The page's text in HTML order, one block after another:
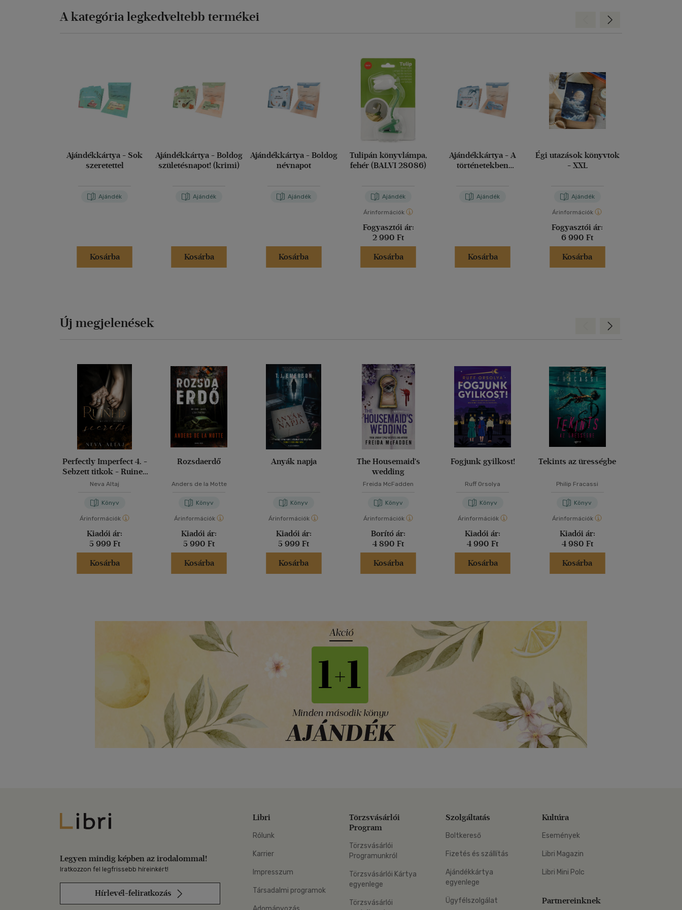
A kategória legkedveltebb termékei
Ajándékkártya - Sok
szeretettel
Ajándék
Kosárba
Ajándékkártya - Boldog
születésnapot! (krimi)
Ajándék
Kosárba
Ajándékkártya - Boldog
névnapot
Ajándék
Kosárba
Tulipán könyvlámpa,
fehér (BALVI 28086)
Ajándék
Árinformációk
Fogyasztói ár:
2 990 Ft
Kosárba
Ajándékkártya - A
történetekben
Ajándék
Kosárba
Égi utazások könyvtok
- XXL
Ajándék
Árinformációk
Fogyasztói ár:
6 990 Ft
Kosárba
Előre
Új megjelenések
Perfectly Imperfect 4. -
Sebzett titkok - Ruined
secrets
Neva Altaj
Könyv
Árinformációk
Kiadói ár:
5 999 Ft
Kosárba
Rozsdaerdő
Anders de la Motte
Könyv
Árinformációk
Kiadói ár:
5 990 Ft
Kosárba
Anyák napja
Könyv
Árinformációk
Kiadói ár:
5 999 Ft
Kosárba
The Housemaid's
wedding
Freida McFadden
Könyv
Árinformációk
Borító ár:
4 890 Ft
Kosárba
Fogjunk gyilkost!
Ruff Orsolya
Könyv
Árinformációk
Kiadói ár:
4 990 Ft
Kosárba
Tekints az ürességbe
Philip Fracassi
Könyv
Árinformációk
Kiadói ár:
4 980 Ft
Kosárba
Előre
Libri
Legyen mindig képben az irodalommal!
Iratkozzon fel legfrissebb híreinkért!
Hírlevél-feliratkozás
Libri
Rólunk
Karrier
Impresszum
Társadalmi programok
Törzsvásárlói
Program
Törzsvásárlói
Programunkról
Törzsvásárlói Kártya
egyenlege
Törzsvásárlói
Szolgáltatás
Boltkereső
Fizetés és szállítás
Ajándékkártya
egyenlege
Ügyfélszolgálat
Kultúra
Események
Libri Magazin
Libri Mini Polc
Partnereinknek